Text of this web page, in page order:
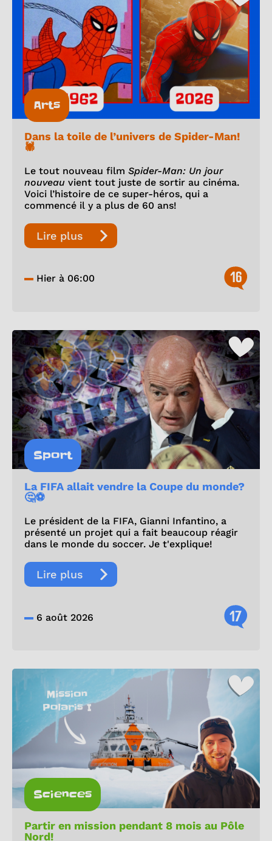
Arts
Dans la toile de l’univers de Spider-Man!
🕷️
Le tout nouveau film Spider-Man: Un jour
nouveau vient tout juste de sortir au cinéma.
Voici l’histoire de ce super-héros, qui a
commencé il y a plus de 60 ans!
Lire plus
Hier à 06:00 16
Sport
La FIFA allait vendre la Coupe du monde?
🤔⚽
Le président de la FIFA, Gianni Infantino, a
présenté un projet qui a fait beaucoup réagir
dans le monde du soccer. Je t'explique!
Lire plus
6 août 2026 17
Sciences
Partir en mission pendant 8 mois au Pôle
Nord!